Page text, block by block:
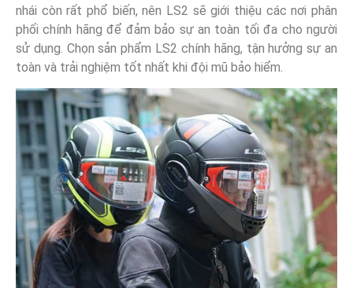
nhái còn rất phổ biến, nên LS2 sẽ giới thiệu các nơi phân
phối chính hãng để đảm bảo sự an toàn tối đa cho người
sử dụng. Chọn sản phẩm LS2 chính hãng, tận hưởng sự an
toàn và trải nghiệm tốt nhất khi đội mũ bảo hiểm.